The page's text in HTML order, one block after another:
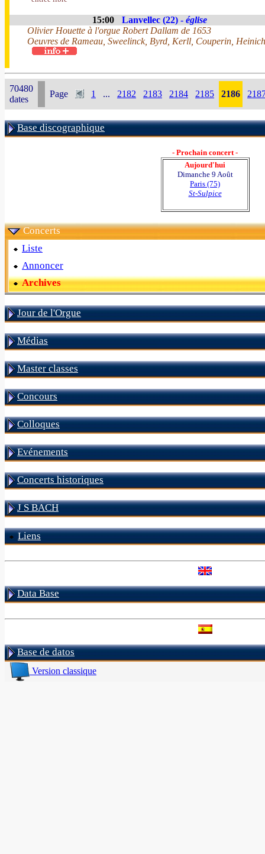
15:00 Lanvellec (22) - église
Olivier Houette à l'orgue Robert Dallam de 1653
Oeuvres de Rameau, Sweelinck, Byrd, Kerll, Couperin,
70480
dates
Page 1 ... 2182 2183 2184 2185 2186
Base discographique
- Prochain concert -
Aujourd'hui
Dimanche 9 Août
Paris (75)
St-Sulpice
Concerts
Liste
Annoncer
Archives
Jour de l'Orgue
Médias
Master classes
Concours
Colloques
Evénements
Concerts historiques
J S BACH
Liens
Data Base
Base de datos
Version classique